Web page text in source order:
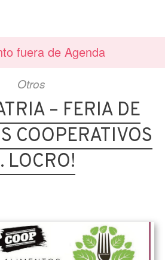
fuera de Agenda
Otros
– FERIA DE
COOPERATIVOS
LOCRO!